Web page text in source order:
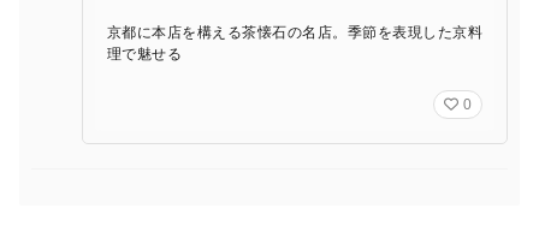
京都に本店を構える茶懐石の名店。季節を表現した京料
理で魅せる
0